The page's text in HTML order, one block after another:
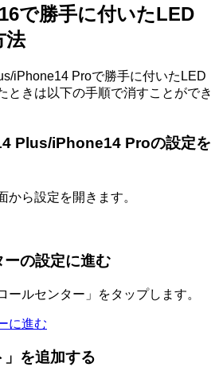
で勝手に付いたLED
法
iPhone14 Proで勝手に付いたLED
ときは以下の手順で消すことができ
Plus/iPhone14 Proの設定を
から設定を開きます。
ーの設定に進む
ールセンター」をタップします。
」を追加する